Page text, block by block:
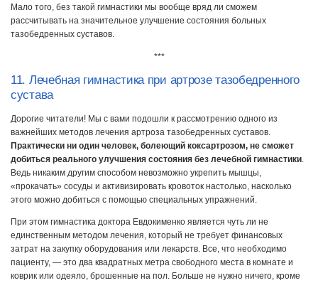
Мало того, без такой гимнастики мы вообще вряд ли сможем
рассчитывать на значительное улучшение состояния больных
тазобедренных суставов.
***
11. Лечебная гимнастика при артрозе тазобедренного
сустава
Дорогие читатели! Мы с вами подошли к рассмотрению одного из
важнейших методов лечения артроза тазобедренных суставов.
Практически ни один человек, болеющий коксартрозом, не сможет
добиться реального улучшения состояния без лечебной гимнастики
Ведь никаким другим способом невозможно укрепить мышцы,
«прокачать» сосуды и активизировать кровоток настолько, насколько
этого можно добиться с помощью специальных упражнений.
При этом гимнастика доктора Евдокименко является чуть ли не
единственным методом лечения, который не требует финансовых
затрат на закупку оборудования или лекарств. Все, что необходимо
пациенту, — это два квадратных метра свободного места в комнате и
коврик или одеяло, брошенные на пол. Больше не нужно ничего, кроме